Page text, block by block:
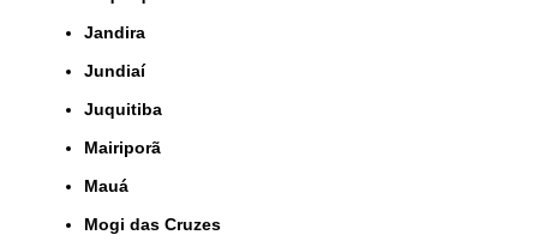
Jandira
Jundiaí
Juquitiba
Mairiporã
Mauá
Mogi das Cruzes